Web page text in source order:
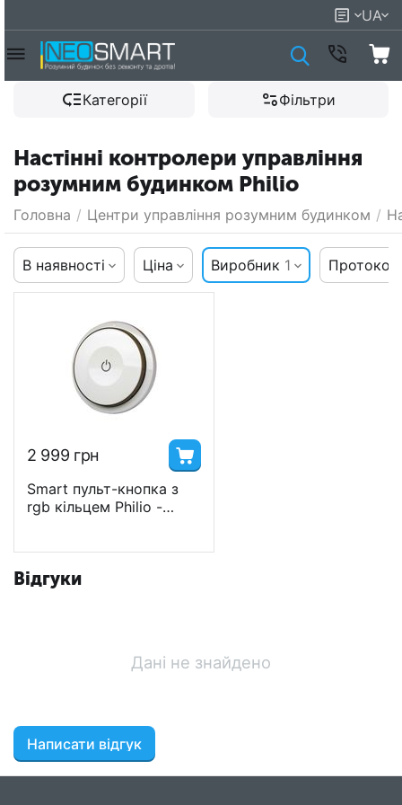
UA
Категорії Фільтри
Настінні контролери управління
розумним будинком Philio
Головна / Центри управління розумним будинком /
В наявності Ціна Виробник 1 Протокол
2 999 грн
Smart пульт-кнопка з
rgb кільцем Philio -
Відгуки
Дані не знайдено
Написати відгук